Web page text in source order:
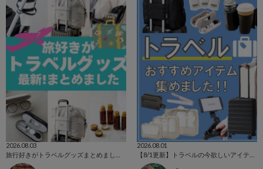
2026.08.03
2026.08.01